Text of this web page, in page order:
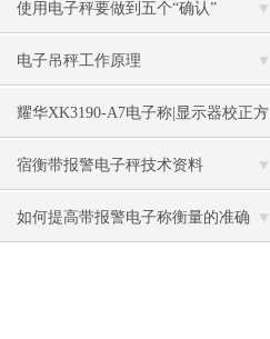
使用电子秤要做到五个“确认”
电子吊秤工作原理
耀华XK3190-A7电子称|显示器校正方
法
宿衡带报警电子秤技术资料
如何提高带报警电子称衡量的准确